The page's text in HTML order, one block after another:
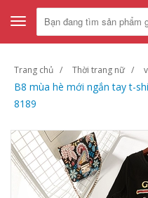
Toggle
navigation
Trang chủ Thời trang nữ
B8 mùa hè mới ngắn tay t-
8189